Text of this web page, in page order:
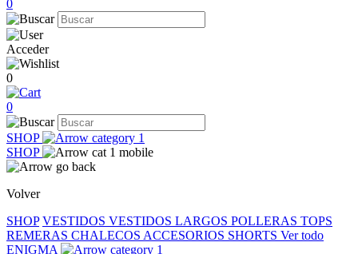
0
Acceder
0
0
SHOP
SHOP
Volver
SHOP VESTIDOS VESTIDOS LARGOS POLLERAS TOPS
REMERAS CHALECOS ACCESORIOS SHORTS Ver todo
ENIGMA